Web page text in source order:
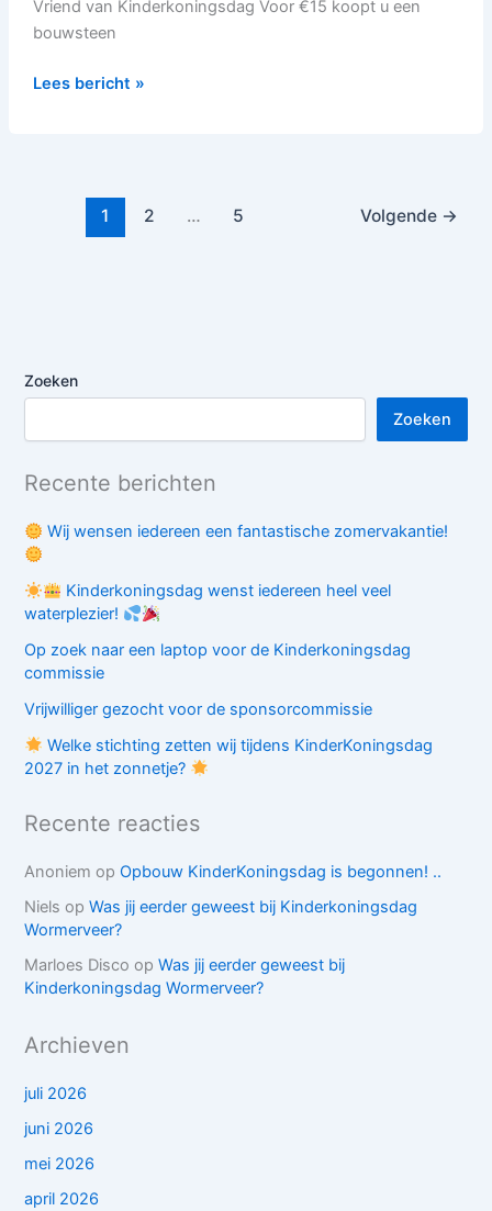
Vriend van Kinderkoningsdag Voor €15 koopt u een
bouwsteen
Lees bericht »
1 2 … 5 Volgende →
Zoeken
Zoeken
Recente berichten
Wij wensen iedereen een fantastische zomervakantie!
Kinderkoningsdag wenst iedereen heel veel
waterplezier!
Op zoek naar een laptop voor de Kinderkoningsdag
commissie
Vrijwilliger gezocht voor de sponsorcommissie
Welke stichting zetten wij tijdens KinderKoningsdag
2027 in het zonnetje?
Recente reacties
Anoniem op Opbouw KinderKoningsdag is begonnen! ..
Niels opWas jij eerder geweest bij Kinderkoningsdag
Wormerveer?
Marloes Disco opWas jij eerder geweest bij
Kinderkoningsdag Wormerveer?
Archieven
juli 2026
juni 2026
mei 2026
april 2026